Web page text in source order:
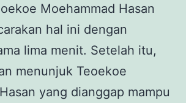
Moehammad Hasan
hal ini dengan
lima menit. Setelah itu,
menunjuk Teoekoe
yang dianggap mampu